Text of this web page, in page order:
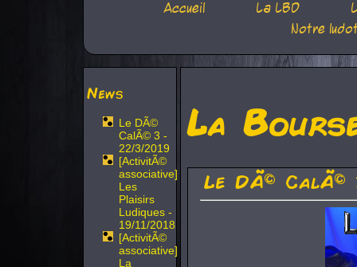
Accueil La LBD
Notre
News
Le DÃ©
CalÃ© 3 -
22/3/2019
[ActivitÃ©
associative]
Les
Plaisirs
Ludiques -
19/11/2018
[ActivitÃ©
associative]
La
La
Le DÃ© CalÃ©